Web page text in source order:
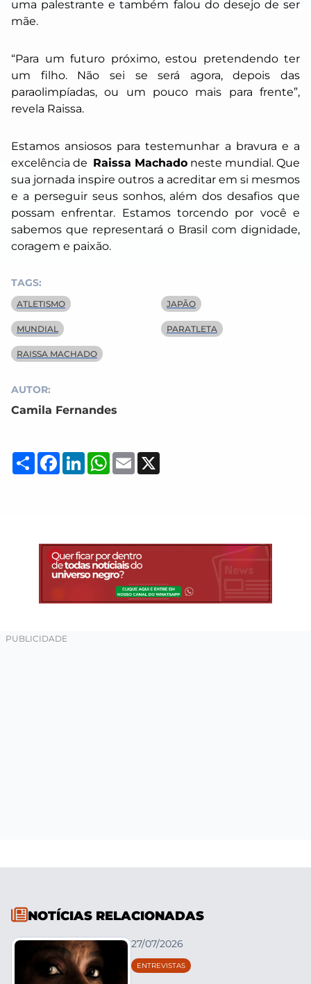
uma palestrante e também falou do desejo de ser
mãe.
“Para um futuro próximo, estou pretendendo ter
um filho. Não sei se será agora, depois das
paraolimpíadas, ou um pouco mais para frente”,
revela Raissa.
Estamos ansiosos para testemunhar a bravura e a
excelência de Raissa Machado neste mundial. Que
sua jornada inspire outros a acreditar em si mesmos
e a perseguir seus sonhos, além dos desafios que
possam enfrentar. Estamos torcendo por você e
sabemos que representará o Brasil com dignidade,
coragem e paixão.
TAGS:
ATLETISMO JAPÃO
MUNDIAL PARATLETA
RAISSA MACHADO
AUTOR:
Camila Fernandes
Compartilhar
Facebook
LinkedInWhatsApp
Email
NOTÍCIAS RELACIONADAS
27/07/2026
ENTREVISTAS